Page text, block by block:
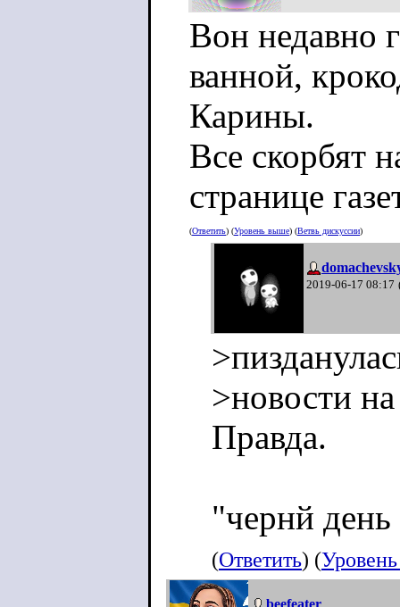
Вон недавно
ванной,
Карины.
Все скорбят
странице
(Ответить) (Уровень выше) (Ветвь дискуссии)
2019-06-17 08:17
>новости
Правда.
"чернй
(Ответить) (
beefeater